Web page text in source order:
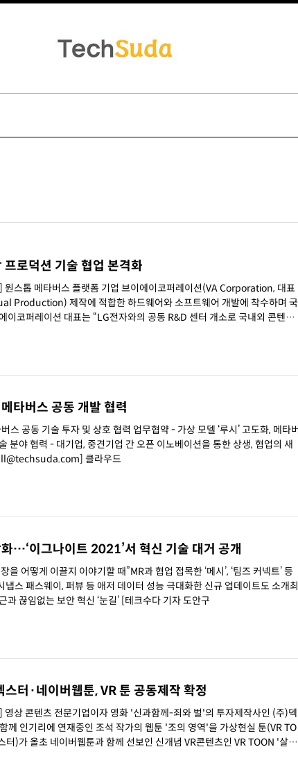
로덕션 기술 협업 본격화
스톱 메타버스 플랫폼 기업 브이에이코퍼레이션(VA Corporation, 대표
Production) 제작에 적합한 하드웨어와 소프트웨어 개발에 착수하며 국
타버스 공동 개발 협력
상호 협력 업무협약 - 가상 모델 ‘루시’ 고도화, 메타버
통한 상생, 협업의 새
구 eyeball@techsuda.com] 클라우드
…‘이그나이트 2021’서 혁신 기술 대거 공개
어떻게 이끌지 이야기할 때”MR과 협업 접목한 ‘메시’, ‘팀즈 커넥트’ 등
스 패스웨이, 퍼뷰 등 애저 데이터 성능 극대화한 신규 업데이트도 소개최
첨단 사이버 공격에 대응하기 위한 엔드 투 엔드 접근과 끊임없는 보안 혁신 ‘눈길’ [테크수다 기자 도안구
터·네이버웹툰, VR 툰 공동제작 확정
상 콘텐츠 전문기업이자 영화 '신과함께-죄와 벌'의 투자제작사인 (주)덱
께 인기리에 연재중인 조석 작가의 웹툰 '조의 영역'을 가상현실 툰(VR TO